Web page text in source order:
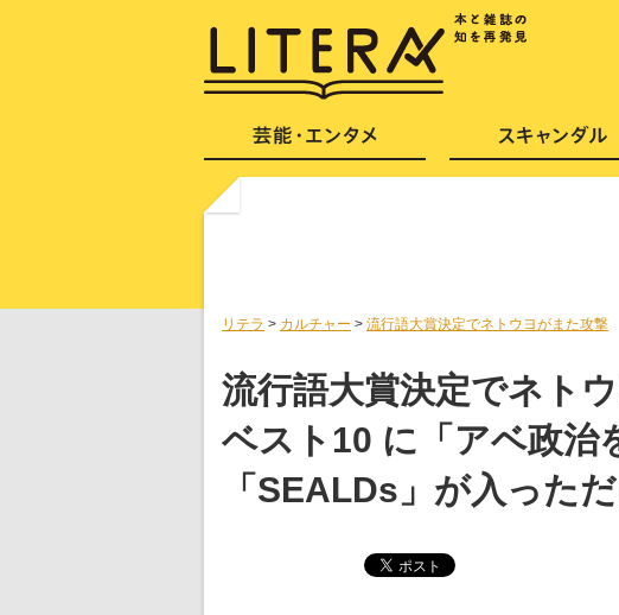
リテラ > カルチャー > 流行語大賞決定でネトウヨがまた攻撃
流行語大賞決定でネト
ベスト10 に「アベ政治
「SEALDs」が入った